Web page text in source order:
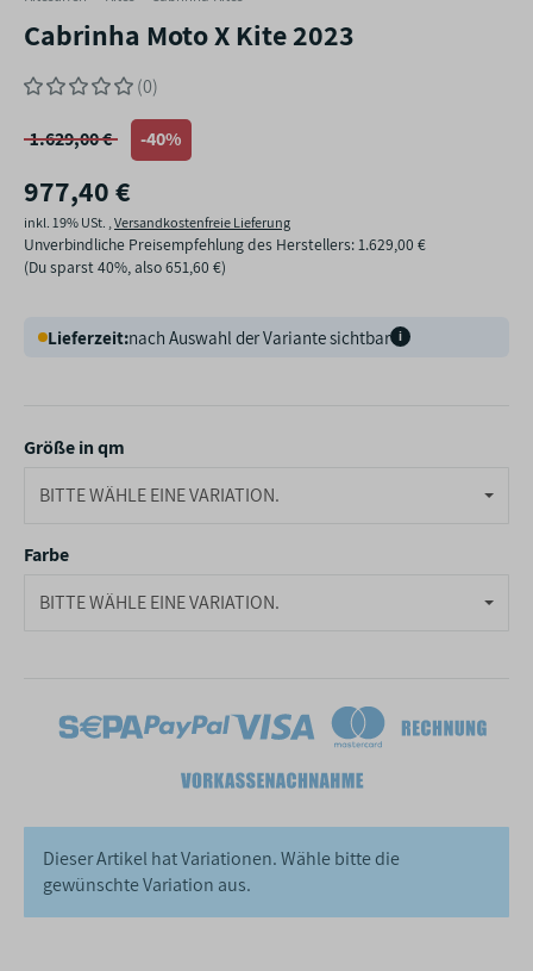
Cabrinha Moto X Kite 2023
(0)
1.629,00 € -40%
977,40 €
inkl. 19% USt. ,Versandkostenfreie Lieferung
Unverbindliche Preisempfehlung des Herstellers:1.629,00 €
(Du sparst40%, also651,60 €)
Lieferzeit:nach Auswahl der Variante sichtbar i
Größe in qm
BITTE WÄHLE EINE VARIATION.
Farbe
BITTE WÄHLE EINE VARIATION.
Dieser Artikel hat Variationen. Wähle bitte die
gewünschte Variation aus.